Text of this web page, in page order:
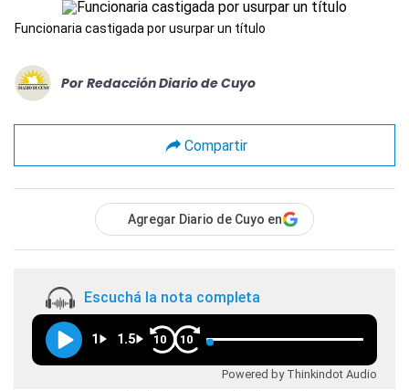
Funcionaria castigada por usurpar un título
Por Redacción Diario de Cuyo
Compartir
Agregar Diario de Cuyo en
Escuchá la nota completa
1 1.5 10 10
Powered by Thinkindot Audio